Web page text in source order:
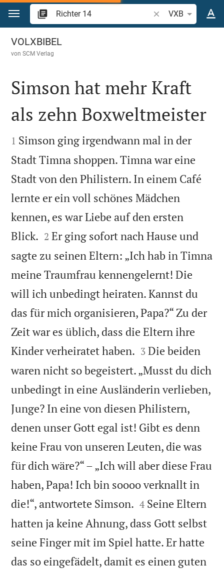
Zum Inhalt springen
Bibelstelle oder
VXB
Richter 14
VOLXBIBEL
vonSCM Verlag

Simson hat mehr Kraft
als zehn Boxweltmeister

1 Simson ging irgendwann mal in der
Stadt Timna shoppen. Timna war eine
Stadt von den Philistern. In einem Café
lernte er ein voll schönes Mädchen
kennen, es war Liebe auf den ersten
Blick. 

2 Er ging sofort nach Hause und
sagte zu seinen Eltern: „Ich hab in Timna
meine Traumfrau kennengelernt! Die
will ich unbedingt heiraten. Kannst du
das für mich organisieren, Papa?“ Zu der
Zeit war es üblich, dass die Eltern ihre
Kinder verheiratet haben. 

3 Die beiden
waren nicht so begeistert. „Musst du dich
unbedingt in eine Ausländerin verlieben,
Junge? In eine von diesen Philistern,
denen unser Gott egal ist! Gibt es denn
keine Frau von unseren Leuten, die was
für dich wäre?“ – „Ich will aber diese Frau
haben, Papa! Ich bin soooo verknallt in
die!“, antwortete Simson. 

4 Seine Eltern
hatten ja keine Ahnung, dass Gott selbst
seine Finger mit im Spiel hatte. Er hatte
das so eingefädelt, damit es einen guten